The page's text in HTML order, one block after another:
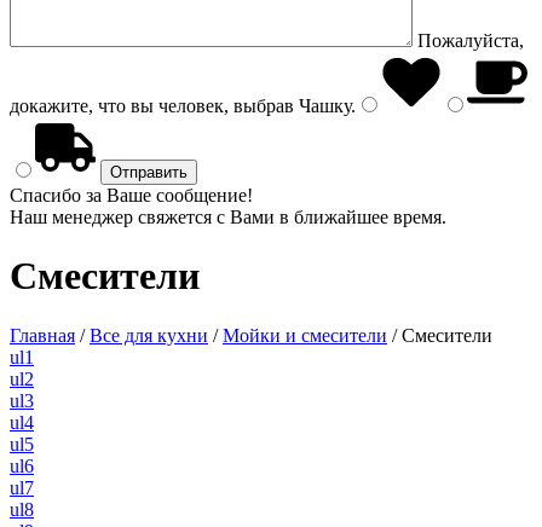
Пожалуйста,
докажите, что вы человек, выбрав Чашку.
Спасибо за Ваше сообщение!
Наш менеджер свяжется с Вами в ближайшее время.
Смесители
Главная /Все для кухни /Мойки и смесители /Смесители
ul1
ul2
ul3
ul4
ul5
ul6
ul7
ul8